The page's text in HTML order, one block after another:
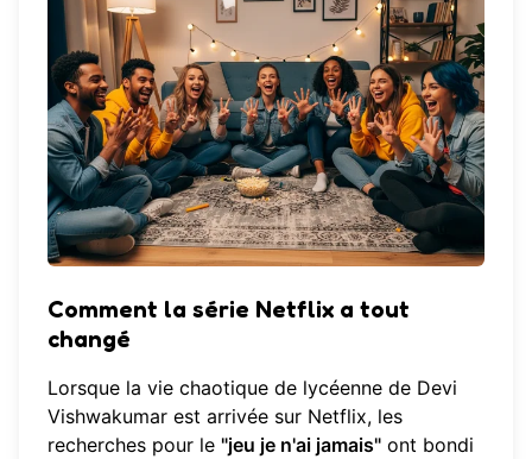
Comment la série Netflix a tout
changé
Lorsque la vie chaotique de lycéenne de Devi
Vishwakumar est arrivée sur Netflix, les
recherches pour le "jeu je n'ai jamais" ont bondi